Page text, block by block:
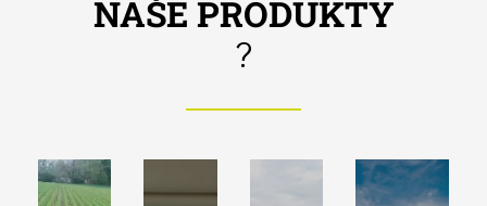
NAŠE PRODUKTY
?